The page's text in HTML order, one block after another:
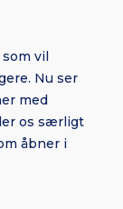
vil
Nu ser
med
os særligt
åbner i